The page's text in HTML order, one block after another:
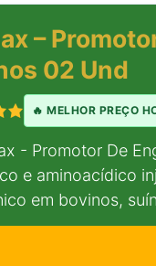
–
02 Und
🔥 MELHOR PREÇO
- Promotor De
e aminoacídico
em bovinos,